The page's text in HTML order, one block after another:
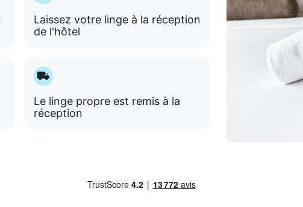
Laissez votre linge à la réception
de l'hôtel
Le linge propre est remis à la
réception